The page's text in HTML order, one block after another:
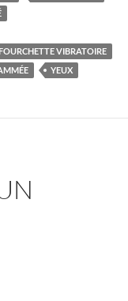
VIBRATOIRE
YEUX